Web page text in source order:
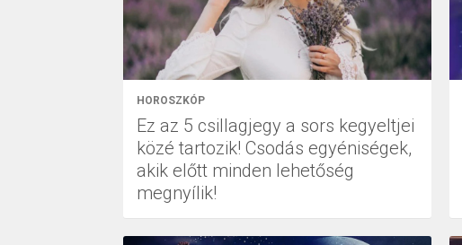
HOROSZKÓP
Ez az 5 csillagjegy a sors kegyeltjei
közé tartozik! Csodás egyéniségek,
akik előtt minden lehetőség
megnyílik!